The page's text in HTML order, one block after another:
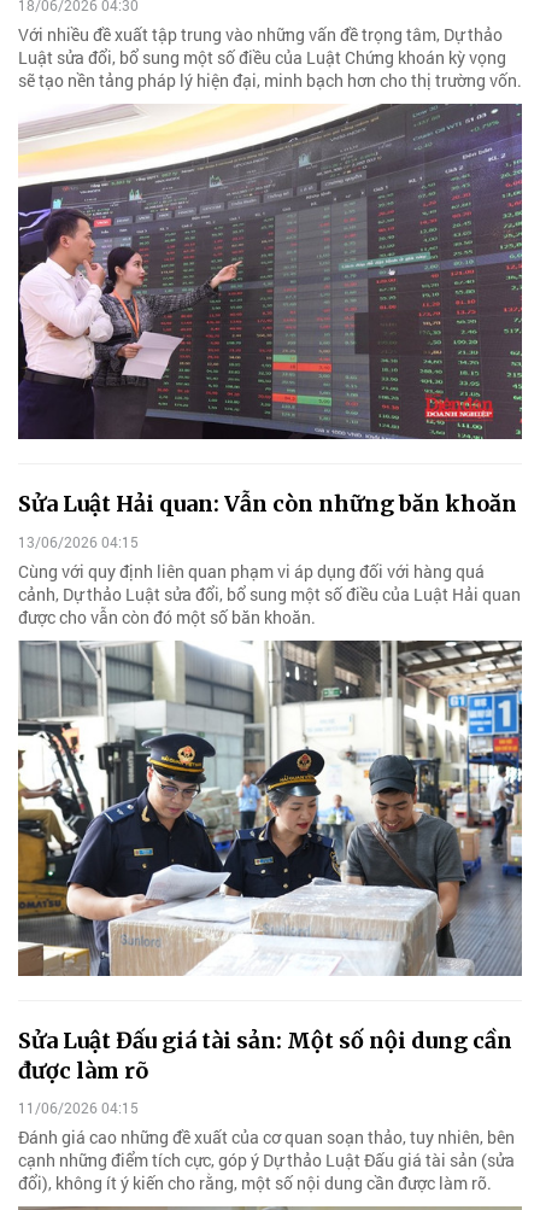
18/06/2026 04:30
Với nhiều đề xuất tập trung vào những vấn đề trọng tâm, Dự thảo
Luật sửa đổi, bổ sung một số điều của Luật Chứng khoán kỳ vọng
sẽ tạo nền tảng pháp lý hiện đại, minh bạch hơn cho thị trường vốn.
Sửa Luật Hải quan: Vẫn còn những băn khoăn
13/06/2026 04:15
Cùng với quy định liên quan phạm vi áp dụng đối với hàng quá
cảnh, Dự thảo Luật sửa đổi, bổ sung một số điều của Luật Hải quan
được cho vẫn còn đó một số băn khoăn.
Sửa Luật Đấu giá tài sản: Một số nội dung cần
được làm rõ
11/06/2026 04:15
Đánh giá cao những đề xuất của cơ quan soạn thảo, tuy nhiên, bên
cạnh những điểm tích cực, góp ý Dự thảo Luật Đấu giá tài sản (sửa
đổi), không ít ý kiến cho rằng, một số nội dung cần được làm rõ.